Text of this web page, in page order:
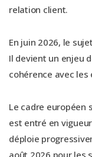
relation client.
En juin 2026, le
Il devient un enjeu
cohérence avec les
Le cadre européen
est entré en
déploie
août 2026 pour les